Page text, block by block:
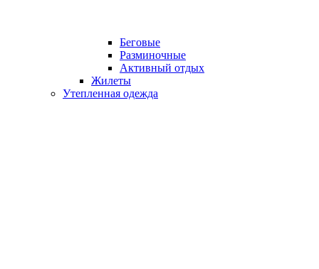
Беговые
Разминочные
Активный отдых
Жилеты
Утепленная одежда